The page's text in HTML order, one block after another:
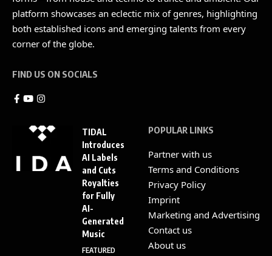
platform showcases an eclectic mix of genres, highlighting
both established icons and emerging talents from every
corner of the globe.
FIND US ON SOCIALS
TIDAL
Introduces
AI Labels
and Cuts
Royalties
for Fully
AI-
Generated
Music
FEATURED
POPULAR LINKS
Partner with us
Terms and Conditions
Privacy Policy
Imprint
Marketing and Advertising
Contact us
About us